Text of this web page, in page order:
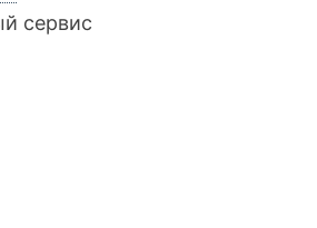
сервис